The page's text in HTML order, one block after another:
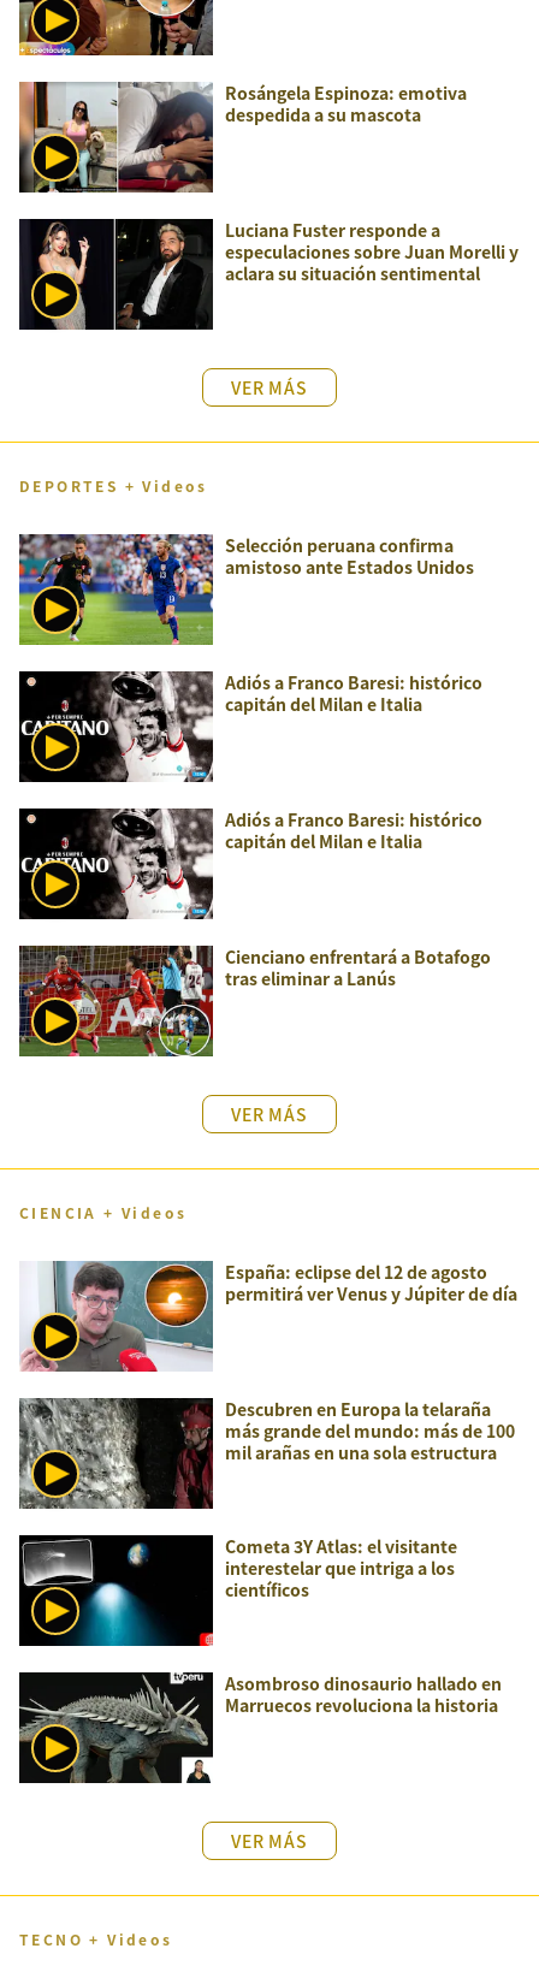
Rosángela Espinoza: emotiva
despedida a su mascota
Luciana Fuster responde a
especulaciones sobre Juan Morelli y
aclara su situación sentimental
VER MÁS
DEPORTES + Videos
Selección peruana confirma
amistoso ante Estados Unidos
Adiós a Franco Baresi: histórico
capitán del Milan e Italia
Adiós a Franco Baresi: histórico
capitán del Milan e Italia
Cienciano enfrentará a Botafogo
tras eliminar a Lanús
VER MÁS
CIENCIA + Videos
España: eclipse del 12 de agosto
permitirá ver Venus y Júpiter de día
Descubren en Europa la telaraña
más grande del mundo: más de 100
mil arañas en una sola estructura
Cometa 3Y Atlas: el visitante
interestelar que intriga a los
científicos
Asombroso dinosaurio hallado en
Marruecos revoluciona la historia
VER MÁS
TECNO + Videos